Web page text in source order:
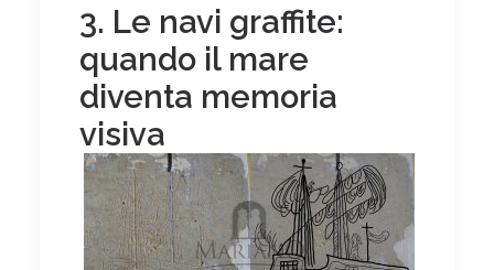
3. Le navi graffite:
quando il mare
diventa memoria
visiva